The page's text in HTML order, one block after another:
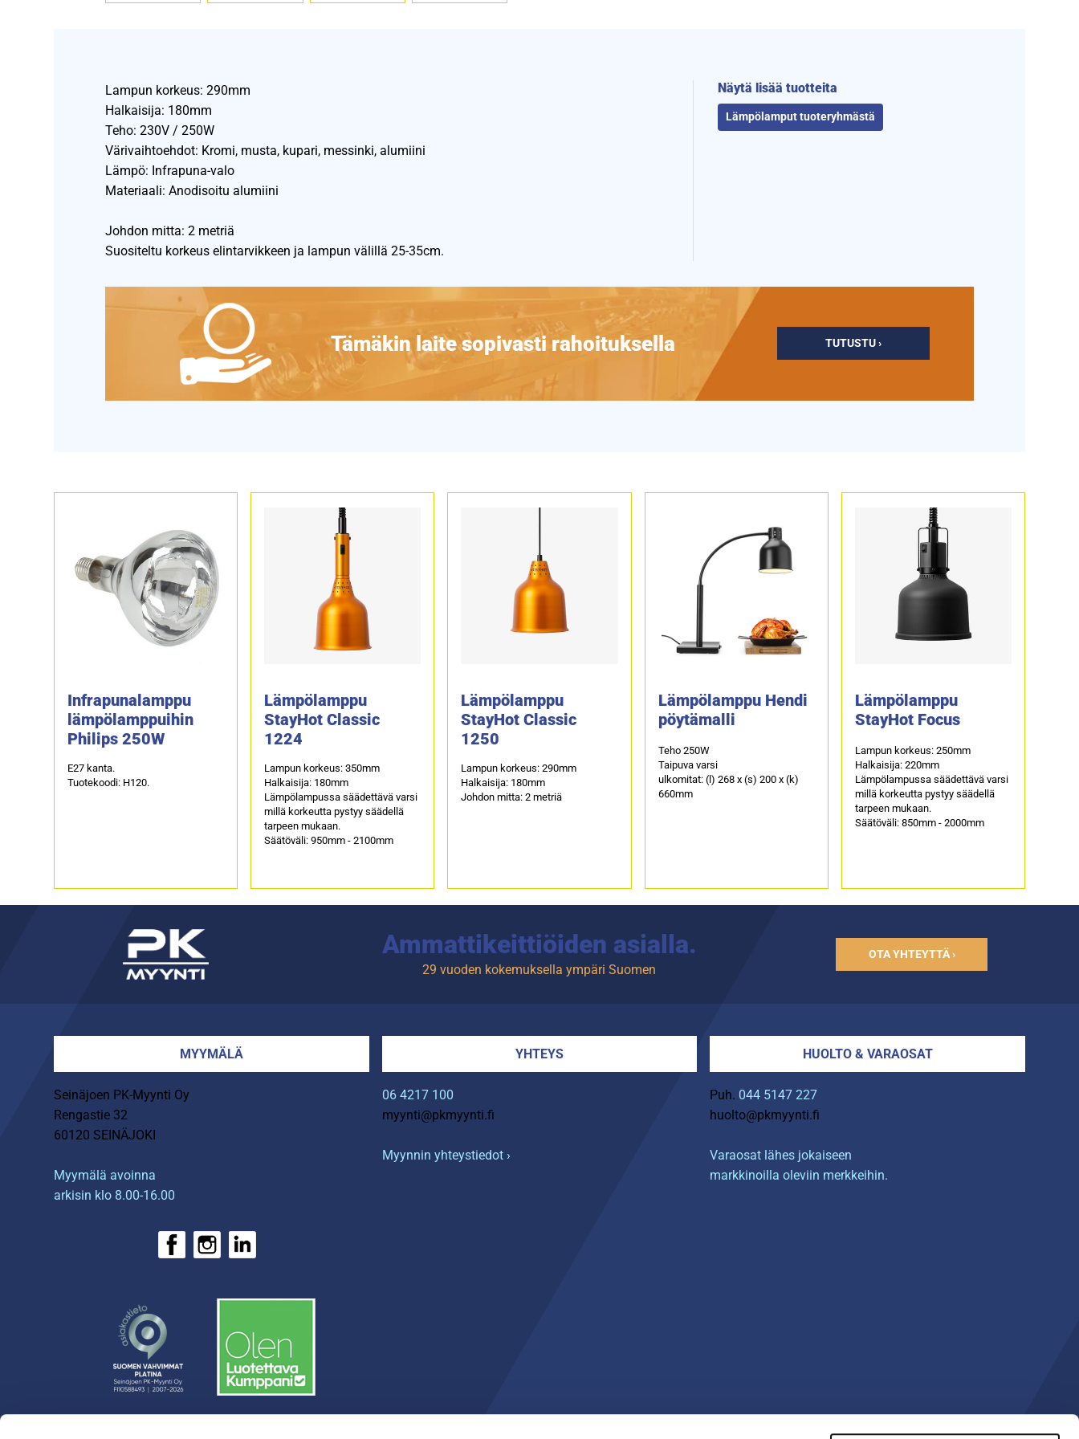
Lampun korkeus: 290mm
Halkaisija: 180mm
Teho: 230V / 250W
Värivaihtoehdot: Kromi, musta, kupari, messinki, alumiini
Lämpö: Infrapuna-valo
Materiaali: Anodisoitu alumiini
Johdon mitta: 2 metriä
Suositeltu korkeus elintarvikkeen ja lampun välillä 25-35cm.
Näytä lisää tuotteita
Lämpölamput tuoteryhmästä
Tämäkin laite sopivasti rahoituksella TUTUSTU ›
Infrapunalamppu
lämpölamppuihin
Philips 250W
E27 kanta.
Tuotekoodi: H120.
Lämpölamppu
StayHot Classic
1224
Lampun korkeus: 350mm
Halkaisija: 180mm
Lämpölampussa säädettävä varsi
millä korkeutta pystyy säädellä
tarpeen mukaan.
Säätöväli: 950mm - 2100mm
Lämpölamppu
StayHot Classic
1250
Lampun korkeus: 290mm
Halkaisija: 180mm
Johdon mitta: 2 metriä
Lämpölamppu Hendi
pöytämalli
Teho 250W
Taipuva varsi
ulkomitat: (l) 268 x (s) 200 x (k)
660mm
Lämpölamppu
StayHot Focus
Lampun korkeus: 250mm
Halkaisija: 220mm
Lämpölampussa säädettävä varsi
millä korkeutta pystyy säädellä
tarpeen mukaan.
Säätöväli: 850mm - 2000mm
Ammattikeittiöiden asialla.
29 vuoden kokemuksella ympäri Suomen
OTA YHTEYTTÄ ›
MYYMÄLÄ
Seinäjoen PK-Myynti Oy
Rengastie 32
60120 SEINÄJOKI
Myymälä avoinna
arkisin klo 8.00-16.00
YHTEYS
06 4217 100
myynti@pkmyynti.fi
Myynnin yhteystiedot ›
HUOLTO & VARAOSAT
Puh. 044 5147 227
huolto@pkmyynti.fi
Varaosat lähes jokaiseen
markkinoilla oleviin merkkeihin.